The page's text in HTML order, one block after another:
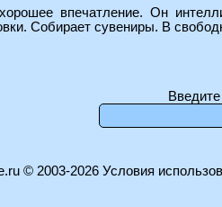
впечатление. Он
Собирает сувениры. В
Введите
© 2003-2026 Условия